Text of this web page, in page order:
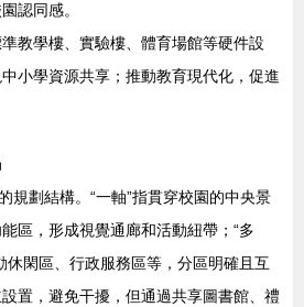
認同感。
教學樓、實驗樓、體育場館等硬件設
小學資源共享；推動教育現代化，促進
規劃結構。“一軸”指貫穿校園的中央景
區，形成視覺通廊和活動紐帶；“多
休閑區、行政服務區等，分區明確且互
置，避免干擾，但通過共享圖書館、禮